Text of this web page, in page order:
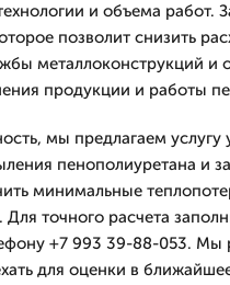
и объема работ.
позволит снизить
металлоконструкций и
продукции и работы
мы предлагаем услугу
пенополиуретана и
минимальные
точного расчета
+7 993 39-88-053.
для оценки в